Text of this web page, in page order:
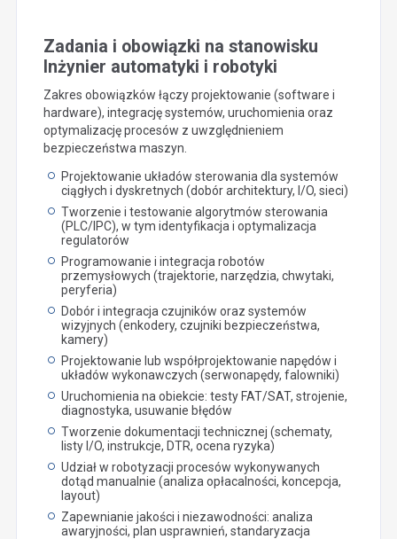
Zadania i obowiązki na stanowisku
Inżynier automatyki i robotyki
Zakres obowiązków łączy projektowanie (software i
hardware), integrację systemów, uruchomienia oraz
optymalizację procesów z uwzględnieniem
bezpieczeństwa maszyn.
Projektowanie układów sterowania dla systemów
ciągłych i dyskretnych (dobór architektury, I/O, sieci)
Tworzenie i testowanie algorytmów sterowania
(PLC/IPC), w tym identyfikacja i optymalizacja
regulatorów
Programowanie i integracja robotów
przemysłowych (trajektorie, narzędzia, chwytaki,
peryferia)
Dobór i integracja czujników oraz systemów
wizyjnych (enkodery, czujniki bezpieczeństwa,
kamery)
Projektowanie lub współprojektowanie napędów i
układów wykonawczych (serwonapędy, falowniki)
Uruchomienia na obiekcie: testy FAT/SAT, strojenie,
diagnostyka, usuwanie błędów
Tworzenie dokumentacji technicznej (schematy,
listy I/O, instrukcje, DTR, ocena ryzyka)
Udział w robotyzacji procesów wykonywanych
dotąd manualnie (analiza opłacalności, koncepcja,
layout)
Zapewnianie jakości i niezawodności: analiza
awaryjności, plan usprawnień, standaryzacja